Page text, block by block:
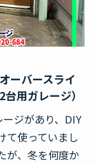
ーバースライ
用ガレージ）
ジがあり、DIY
て使っていまし
が、冬を何度か